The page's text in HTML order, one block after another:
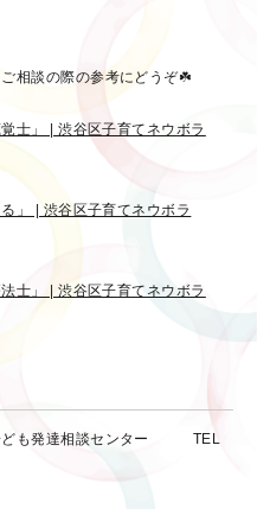
相談の際の参考にどうぞ☘️
士」 | 渋谷区子育てネウボラ
」 | 渋谷区子育てネウボラ
士」 | 渋谷区子育てネウボラ
ども発達相談センター TEL